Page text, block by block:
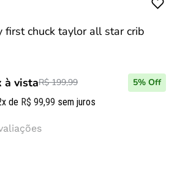
first chuck taylor all star crib
à vistaR$ 199,99 5% Off
x de R$ 99,99 sem juros